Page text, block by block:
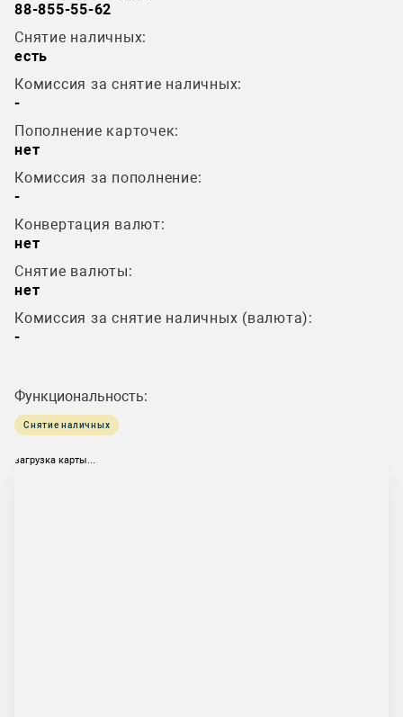
88-855-55-62
Снятие наличных:
есть
Комиссия за снятие наличных:
-
Пополнение карточек:
нет
Комиссия за пополнение:
-
Конвертация валют:
нет
Снятие валюты:
нет
Комиссия за снятие наличных (валюта):
-
Функциональность:
Снятие наличных
загрузка карты...